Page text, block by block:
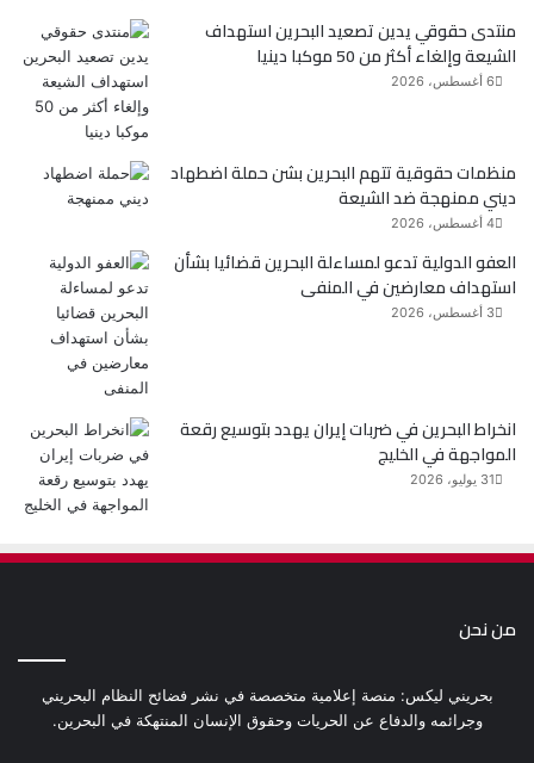
منتدى حقوقي يدين تصعيد البحرين استهداف
الشيعة وإلغاء أكثر من 50 موكبا دينيا
6 أغسطس، 2026
منظمات حقوقية تتهم البحرين بشن حملة اضطهاد
ديني ممنهجة ضد الشيعة
4 أغسطس، 2026
العفو الدولية تدعو لمساءلة البحرين قضائيا بشأن
استهداف معارضين في المنفى
3 أغسطس، 2026
انخراط البحرين في ضربات إيران يهدد بتوسيع رقعة
المواجهة في الخليج
31 يوليو، 2026
من نحن
بحريني ليكس: منصة إعلامية متخصصة في نشر فضائح النظام البحريني
وجرائمه والدفاع عن الحريات وحقوق الإنسان المنتهكة في البحرين.